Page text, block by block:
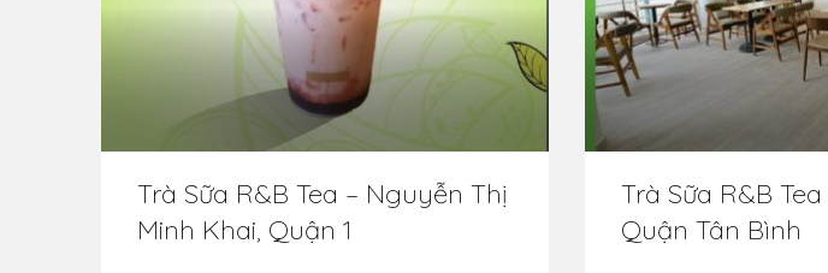
Trà Sữa R&B Tea – Nguyễn Thị
Minh Khai, Quận 1
Trà Sữa R&B
Quận Tân Bình